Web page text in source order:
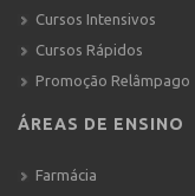
Cursos Intensivos
Cursos Rápidos
Promoção Relâmpago
ÁREAS DE ENSINO
Farmácia